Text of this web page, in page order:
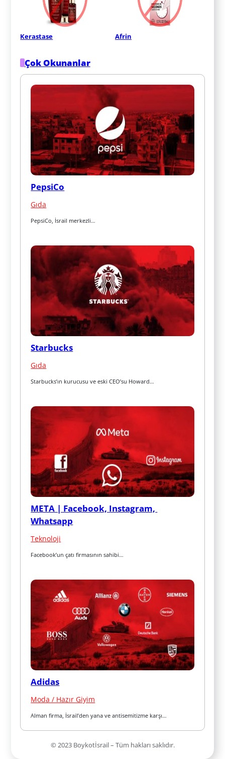
Kerastase Afrin
Çok Okunanlar
PepsiCo
Gıda
PepsiCo, İsrail merkezli…
Starbucks
Gıda
Starbucks’ın kurucusu ve eski CEO’su Howard…
META | Facebook, Instagram,
Whatsapp
Teknoloji
Facebook’un çatı firmasının sahibi…
Adidas
Moda / Hazır Giyim
Alman firma, İsrail’den yana ve antisemitizme karşı…
© 2023 Boykotİsrail – Tüm hakları saklıdır.